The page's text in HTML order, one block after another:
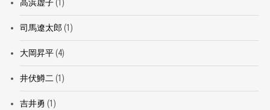
高浜虚子(1)
司馬遼太郎 (1)
大岡昇平(4)
井伏鱒二 (1)
吉井勇 (1)